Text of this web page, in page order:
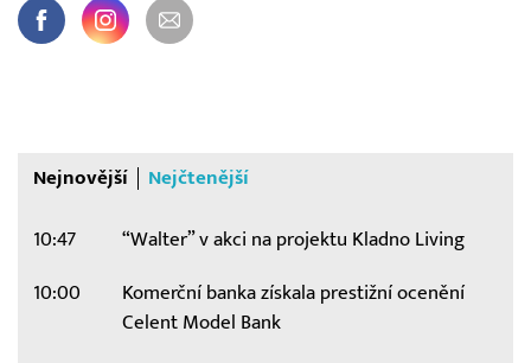
Nejnovější Nejčtenější
10:47 “Walter” v akci na projektu Kladno Living
10:00
Komerční banka získala prestižní ocenění
Celent Model Bank